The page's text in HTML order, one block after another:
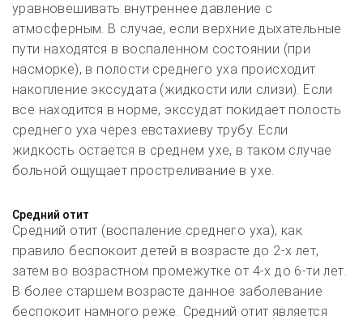
уравновешивать внутреннее давление с
атмосферным. В случае, если верхние дыхательные
пути находятся в воспаленном состоянии (при
насморке), в полости среднего уха происходит
накопление экссудата (жидкости или слизи). Если
все находится в норме, экссудат покидает полость
среднего уха через евстахиеву трубу. Если
жидкость остается в среднем ухе, в таком случае
больной ощущает простреливание в ухе.
Средний отит
Средний отит (воспаление среднего уха), как
правило беспокоит детей в возрасте до 2-х лет,
затем во возрастном промежутке от 4-х до 6-ти лет.
В более старшем возрасте данное заболевание
беспокоит намного реже. Средний отит является